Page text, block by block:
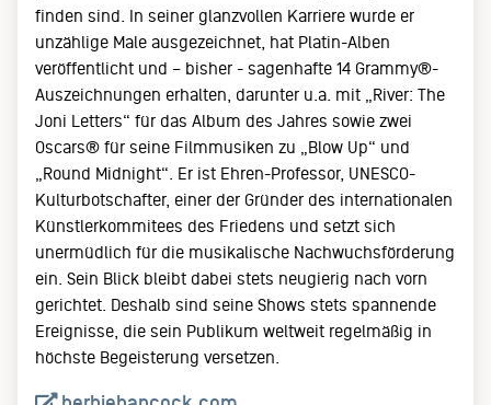
finden sind. In seiner glanzvollen Karriere wurde er
unzählige Male ausgezeichnet, hat Platin-Alben
veröffentlicht und – bisher - sagenhafte 14 Grammy®-
Auszeichnungen erhalten, darunter u.a. mit „River: The
Joni Letters“ für das Album des Jahres sowie zwei
Oscars® für seine Filmmusiken zu „Blow Up“ und
„Round Midnight“. Er ist Ehren-Professor, UNESCO-
Kulturbotschafter, einer der Gründer des internationalen
Künstlerkommitees des Friedens und setzt sich
unermüdlich für die musikalische Nachwuchsförderung
ein. Sein Blick bleibt dabei stets neugierig nach vorn
gerichtet. Deshalb sind seine Shows stets spannende
Ereignisse, die sein Publikum weltweit regelmäßig in
höchste Begeisterung versetzen.